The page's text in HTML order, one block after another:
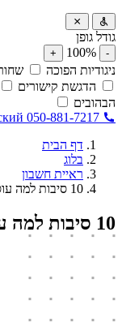
גודל גופן
-
100%
+
ניגודיות הפוכה
הדגשת קישורים
הבהובים
050-881-7217
דף הבית
בלוג
ראיית חשבון
10 סיבות למה עוסק מורשה זקוק לרואה חשבון
10 סיבות למה עוסק מורשה זקוק לרואה חשבון